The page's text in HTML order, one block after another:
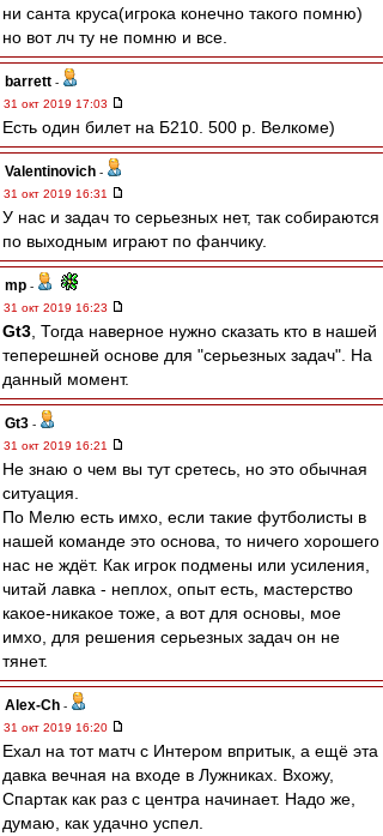
ни санта круса(игрока конечно такого помню)
но вот лч ту не помню и все.
barrett -
31 окт 2019 17:03
Есть один билет на Б210. 500 р. Велкоме)
Valentinovich -
31 окт 2019 16:31
У нас и задач то серьезных нет, так собираются
по выходным играют по фанчику.
mp -
31 окт 2019 16:23
Gt3 , Тогда наверное нужно сказать кто в нашей
теперешней основе для "серьезных задач". На
данный момент.
Gt3 -
31 окт 2019 16:21
Не знаю о чем вы тут сретесь, но это обычная
ситуация.
По Мелю есть имхо, если такие футболисты в
нашей команде это основа, то ничего хорошего
нас не ждёт. Как игрок подмены или усиления,
читай лавка - неплох, опыт есть, мастерство
какое-никакое тоже, а вот для основы, мое
имхо, для решения серьезных задач он не
тянет.
Alex-Ch -
31 окт 2019 16:20
Ехал на тот матч с Интером впритык, а ещё эта
давка вечная на входе в Лужниках. Вхожу,
Спартак как раз с центра начинает. Надо же,
думаю, как удачно успел.